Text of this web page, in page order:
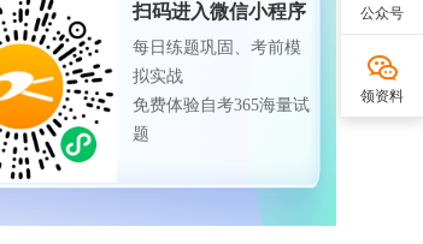
扫码进入微信小程序
每日练题巩固、考前模
拟实战
免费体验自考365海量试
题
公众号
领资料